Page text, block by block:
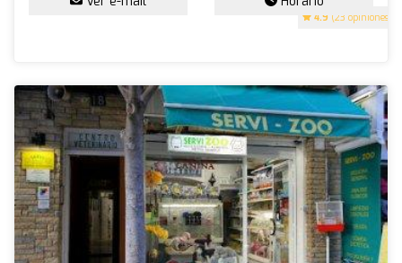
4.9 (23 opiniones)